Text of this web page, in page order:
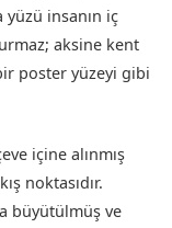
insanın iç
aksine kent
poster yüzeyi gibi
içine alınmış
noktasıdır.
büyütülmüş ve